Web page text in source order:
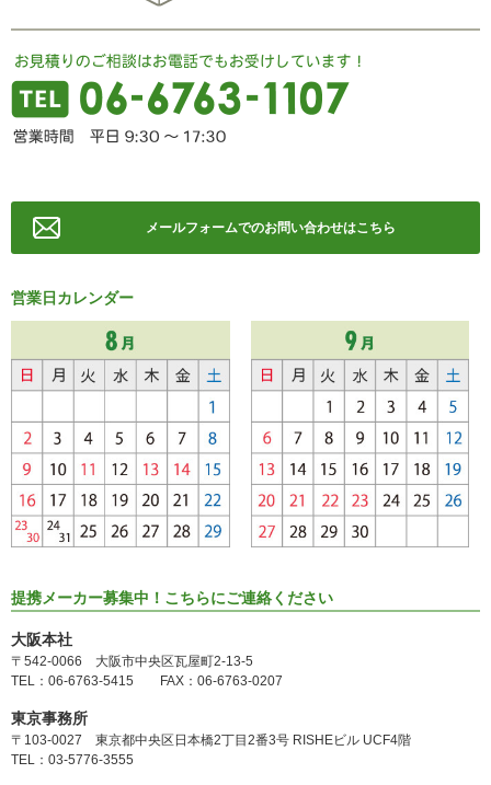
メールフォームでのお問い合わせはこちら
営業日カレンダー
提携メーカー募集中！こちらにご連絡ください
大阪本社
〒542-0066 大阪市中央区瓦屋町2-13-5
TEL：06-6763-5415 FAX：06-6763-0207
東京事務所
〒103-0027 東京都中央区日本橋2丁目2番3号 RISHEビル UCF4階
TEL：03-5776-3555